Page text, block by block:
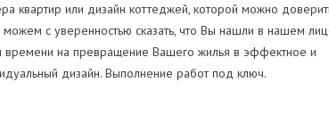
квартир или дизайн коттеджей, которой можно
с уверенностью сказать, что Вы нашли в нашем
времени на превращение Вашего жилья в эффектное и
дизайн. Выполнение работ под ключ.